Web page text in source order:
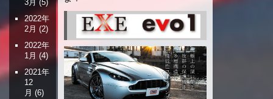
3月 (5)
2022年
2月 (2)
2022年
1月 (4)
2021年
12
月 (6)